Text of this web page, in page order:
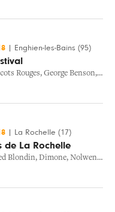
Enghien-les-Bains (95)
Rouges, George Benson,
La Rochelle (17)
de La Rochelle
Blondin, Dimone, Nolwenn Leroy